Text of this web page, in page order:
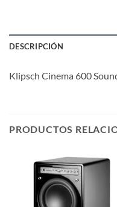
DESCRIPCIÓN
Klipsch Cinema 600
PRODUCTOS